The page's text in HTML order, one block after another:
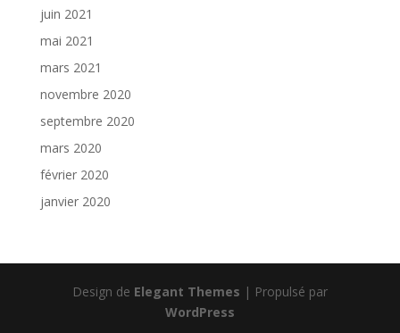
juin 2021
mai 2021
mars 2021
novembre 2020
septembre 2020
mars 2020
février 2020
janvier 2020
Design de Elegant Themes | Propulsé par
WordPress